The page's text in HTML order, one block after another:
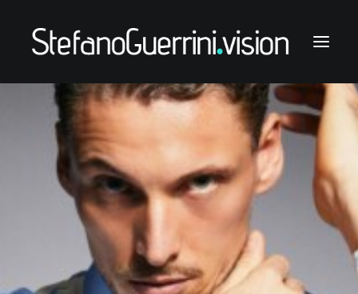
Stefano Guerrini
the styling works
the style notes
the articles
links & contacts